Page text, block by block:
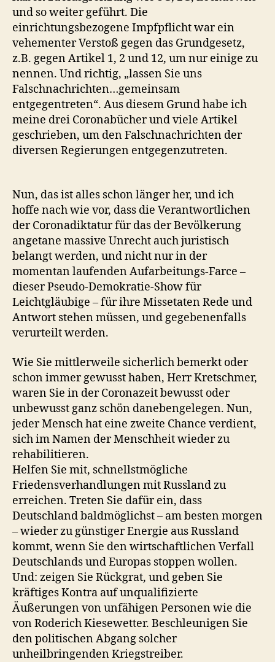
und so weiter geführt. Die
einrichtungsbezogene Impfpflicht war ein
vehementer Verstoß gegen das Grundgesetz,
z.B. gegen Artikel 1, 2 und 12, um nur einige zu
nennen. Und richtig, „lassen Sie uns
Falschnachrichten…gemeinsam
entgegentreten“. Aus diesem Grund habe ich
meine drei Coronabücher und viele Artikel
geschrieben, um den Falschnachrichten der
diversen Regierungen entgegenzutreten.
Nun, das ist alles schon länger her, und ich
hoffe nach wie vor, dass die Verantwortlichen
der Coronadiktatur für das der Bevölkerung
angetane massive Unrecht auch juristisch
belangt werden, und nicht nur in der
momentan laufenden Aufarbeitungs-Farce –
dieser Pseudo-Demokratie-Show für
Leichtgläubige – für ihre Missetaten Rede und
Antwort stehen müssen, und gegebenenfalls
verurteilt werden.
Wie Sie mittlerweile sicherlich bemerkt oder
schon immer gewusst haben, Herr Kretschmer,
waren Sie in der Coronazeit bewusst oder
unbewusst ganz schön danebengelegen. Nun,
jeder Mensch hat eine zweite Chance verdient,
sich im Namen der Menschheit wieder zu
rehabilitieren.
Helfen Sie mit, schnellstmögliche
Friedensverhandlungen mit Russland zu
erreichen. Treten Sie dafür ein, dass
Deutschland baldmöglichst – am besten morgen
– wieder zu günstiger Energie aus Russland
kommt, wenn Sie den wirtschaftlichen Verfall
Deutschlands und Europas stoppen wollen.
Und: zeigen Sie Rückgrat, und geben Sie
kräftiges Kontra auf unqualifizierte
Äußerungen von unfähigen Personen wie die
von Roderich Kiesewetter. Beschleunigen Sie
den politischen Abgang solcher
unheilbringenden Kriegstreiber.